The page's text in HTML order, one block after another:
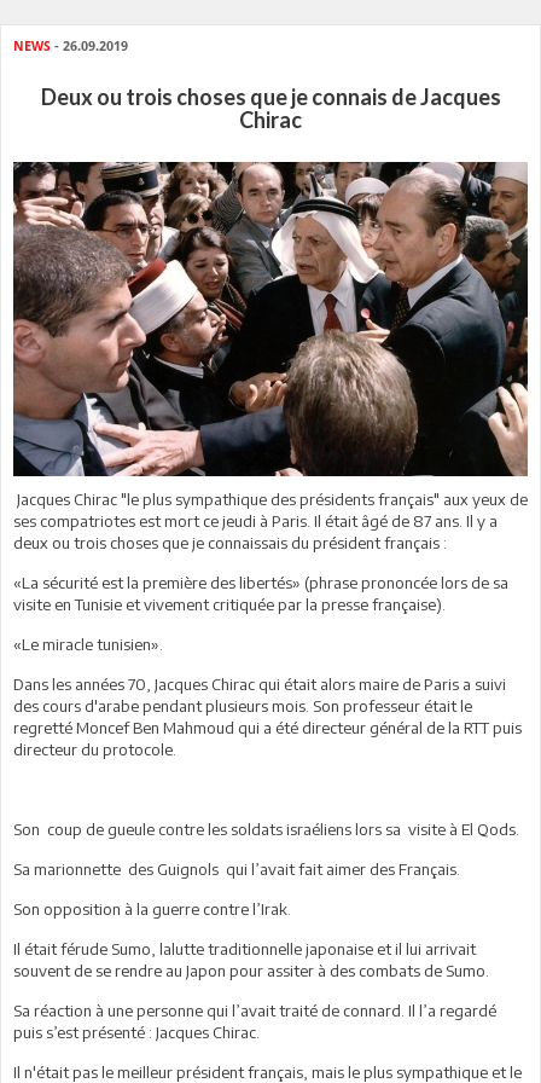
NEWS - 26.09.2019
Deux ou trois choses que je connais de Jacques
Chirac
Jacques Chirac "le plus sympathique des présidents français" aux yeux de
ses compatriotes est mort ce jeudi à Paris. Il était âgé de 87 ans. Il y a
deux ou trois choses que je connaissais du président français :
«La sécurité est la première des libertés» (phrase prononcée lors de sa
visite en Tunisie et vivement critiquée par la presse française).
«Le miracle tunisien».
Dans les années 70, Jacques Chirac qui était alors maire de Paris a suivi
des cours d'arabe pendant plusieurs mois. Son professeur était le
regretté Moncef Ben Mahmoud qui a été directeur général de la RTT puis
directeur du protocole.
Son coup de gueule contre les soldats israéliens lors sa visite à El Qods.
Sa marionnette des Guignols qui l’avait fait aimer des Français.
Son opposition à la guerre contre l’Irak.
Il était férude Sumo, lalutte traditionnelle japonaise et il lui arrivait
souvent de se rendre au Japon pour assiter à des combats de Sumo.
Sa réaction à une personne qui l’avait traité de connard. Il l’a regardé
puis s’est présenté : Jacques Chirac.
Il n'était pas le meilleur président français, mais le plus sympathique et le